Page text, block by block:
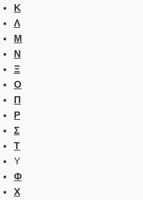
Κ
Λ
Μ
Ν
Ξ
Ο
Π
Ρ
Σ
Τ
Υ
Φ
Χ